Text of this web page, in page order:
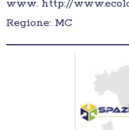
www. http://
Regione: MC